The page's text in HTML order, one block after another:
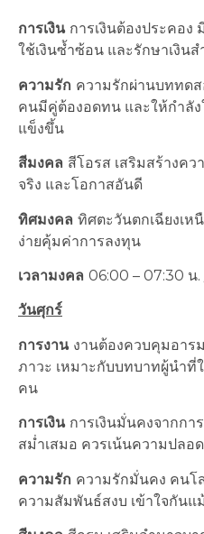
การเงิน การเงินต้องประคอง
ใช้เงินซ้ำซ้อน และรักษาเงินส
ความรัก ความรักผ่านบททดส
คนมีคู่ต้องอดทน และให้กำลั
แข็งขึ้น
สีมงคล สีโอรส เสริมสร้างคว
จริง และโอกาสอันดี
ทิศมงคล ทิศตะวันตกเฉียงเห
ง่ายคุ้มค่าการลงทุน
เวลามงคล 06:00 – 07:30 น.
วันศุกร์
การงาน งานต้องควบคุมอา
ภาวะ เหมาะกับบทบาทผู้นำที่
คน
การเงิน การเงินมั่นคงจากก
สม่ำเสมอ ควรเน้นความปลอ
ความรัก ความรักมั่นคง คนโ
ความสัมพันธ์สงบ เข้าใจกันแ